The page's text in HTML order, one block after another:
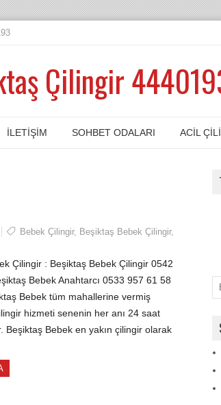
Çilingir
İLETIŞIM SOHBET ODALARI ACIL
Bebek Çilingir, Beşiktaş Bebek Çilingir,
Çilingir : Beşiktaş Bebek Çilingir 0542
Bebek Anahtarcı 0533 957 61 58
Bebek tüm mahallerine vermiş
hizmeti senenin her anı 24 saat
Beşiktaş Bebek en yakın çilingir olarak